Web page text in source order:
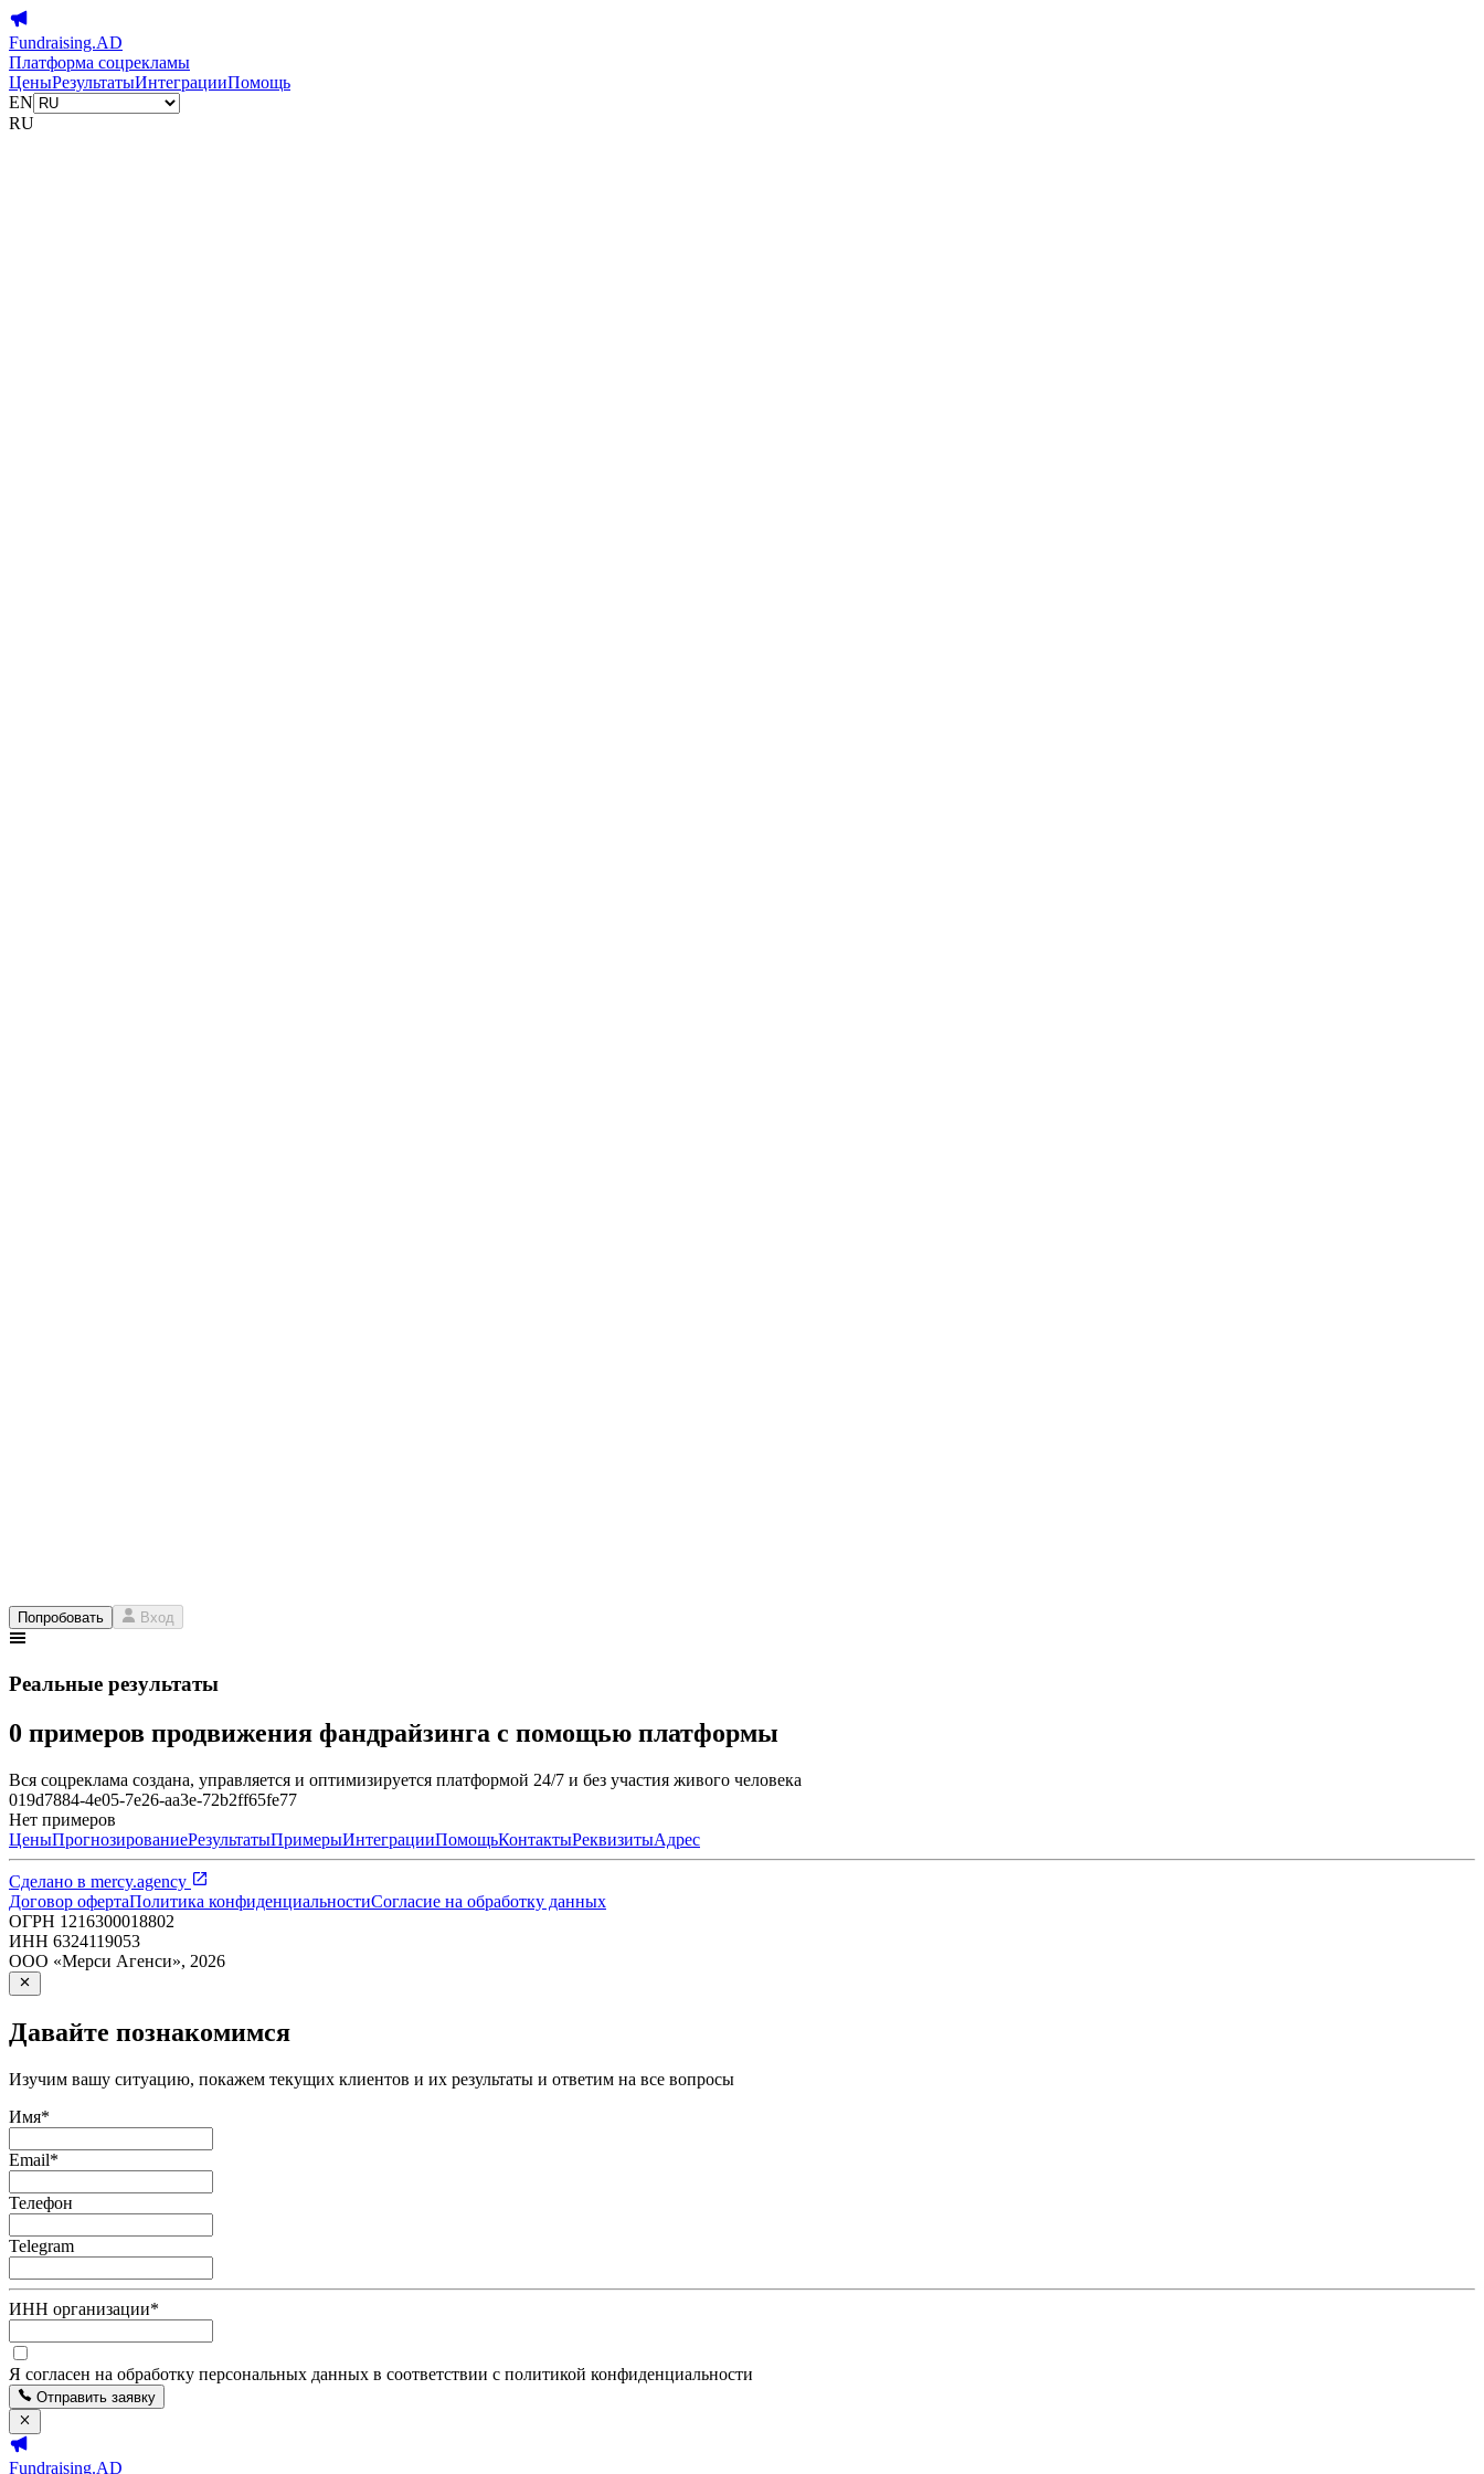
Fundraising.AD
Платформа соцрекламы
ЦеныРезультатыИнтеграцииПомощь
EN
RU
Попробовать Вход
Реальные результаты
0 примеров продвижения фандрайзинга с помощью платформы
Вся соцреклама создана, управляется и оптимизируется платформой 24/7 и без участия живого человека
019d7884-4e05-7e26-aa3e-72b2ff65fe77
Нет примеров
ЦеныПрогнозированиеРезультатыПримерыИнтеграцииПомощьКонтактыРеквизитыАдрес
Сделано в mercy.agency
Договор офертаПолитика конфиденциальностиСогласие на обработку данных
ОГРН 1216300018802
ИНН 6324119053
ООО «Мерси Агенси», 2026
Давайте познакомимся
Изучим вашу ситуацию, покажем текущих клиентов и их результаты и ответим на все вопросы
Имя*
Email*
Телефон
Telegram
ИНН организации*
Я согласен на обработку персональных данных в соответствии с политикой конфиденциальности
Отправить заявку
Fundraising.AD